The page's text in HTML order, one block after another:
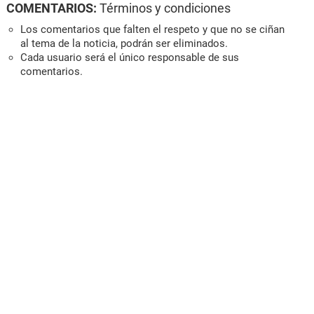
COMENTARIOS: Términos y condiciones
Los comentarios que falten el respeto y que no se ciñan
al tema de la noticia, podrán ser eliminados.
Cada usuario será el único responsable de sus
comentarios.